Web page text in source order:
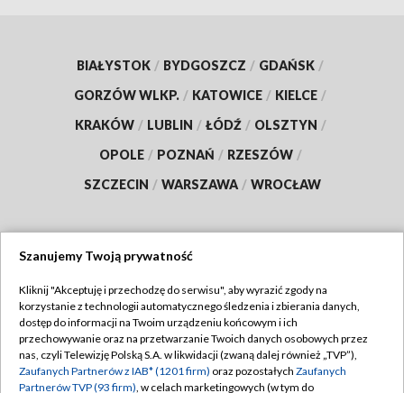
BIAŁYSTOK / BYDGOSZCZ / GDAŃSK /
GORZÓW WLKP. / KATOWICE / KIELCE /
KRAKÓW / LUBLIN / ŁÓDŹ / OLSZTYN /
OPOLE / POZNAŃ / RZESZÓW /
SZCZECIN / WARSZAWA / WROCŁAW
TVP
Abonament TVP
Emisja w TVP
Regulamin TVP
Polityka prywatności
Szanujemy Twoją prywatność
Kliknij "Akceptuję i przechodzę do serwisu", aby wyrazić zgody na
korzystanie z technologii automatycznego śledzenia i zbierania danych,
dostęp do informacji na Twoim urządzeniu końcowym i ich
przechowywanie oraz na przetwarzanie Twoich danych osobowych przez
nas, czyli Telewizję Polską S.A. w likwidacji (zwaną dalej również „TVP”),
Zaufanych Partnerów z IAB* (1201 firm) oraz pozostałych Zaufanych
Partnerów TVP (93 firm), w celach marketingowych (w tym do